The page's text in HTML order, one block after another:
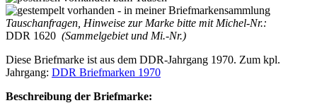
Tauschanfragen, Hinweise zur Marke bitte mit Michel-Nr.:
DDR 1620 (Sammelgebiet und Mi.-Nr.)
Diese Briefmarke ist aus dem DDR-Jahrgang 1970. Zum kpl.
Jahrgang: DDR Briefmarken 1970
Beschreibung der Briefmarke: